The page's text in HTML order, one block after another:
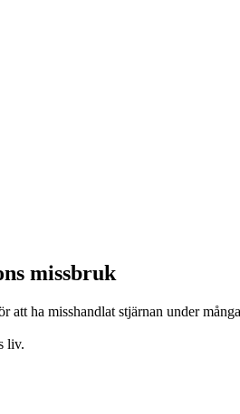
missbruk
ha misshandlat stjärnan under
liv.